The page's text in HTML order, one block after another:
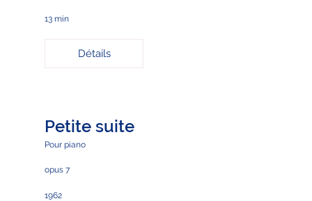
13 min
Détails
Petite suite
Pour piano
opus 7
1962